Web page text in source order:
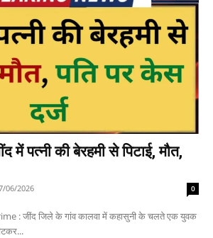
पत्नी की बेरहमी से पिटाई, मौत,
06/2026 0
: जींद जिले के गांव कालवा में कहासुनी के चलते एक युवक